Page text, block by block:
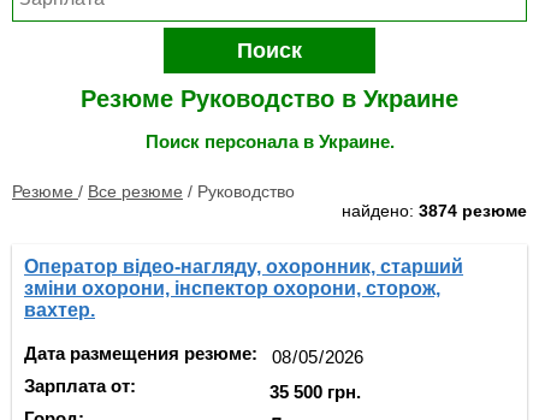
Поиск
Резюме Руководство в Украине
Поиск персонала в Украине.
Резюме / Все резюме / Руководство
найдено: 3874 резюме
Оператор відео-нагляду, охоронник, старший
зміни охорони, інспектор охорони, сторож,
вахтер.
Дата размещения резюме:
Зарплата от:
35 500 грн.